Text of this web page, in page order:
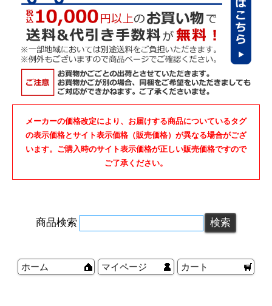
メーカーの価格改定により、お届けする商品についているタグ
の表示価格とサイト表示価格（販売価格）が異なる場合がござ
います。ご購入時のサイト表示価格が正しい販売価格ですので
ご了承ください。
商品検索
ホーム マイページ カート